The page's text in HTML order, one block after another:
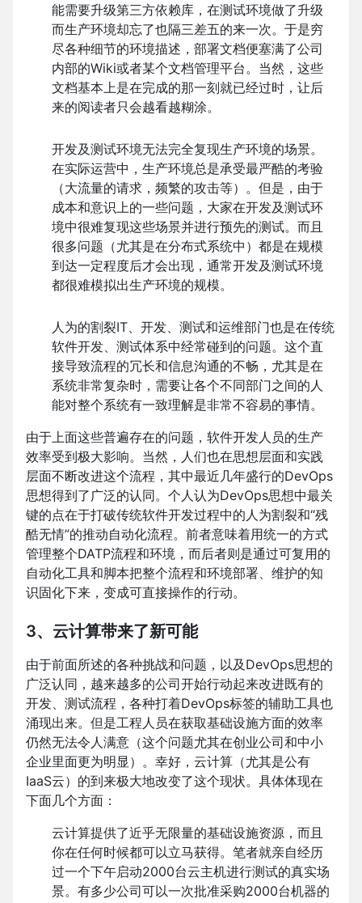
能需要升级第三方依赖库，在测试环境做了升级
而生产环境却忘了也隔三差五的来一次。于是穷
尽各种细节的环境描述，部署文档便塞满了公司
内部的Wiki或者某个文档管理平台。当然，这些
文档基本上是在完成的那一刻就已经过时，让后
来的阅读者只会越看越糊涂。
开发及测试环境无法完全复现生产环境的场景。
在实际运营中，生产环境总是承受最严酷的考验
（大流量的请求，频繁的攻击等）。但是，由于
成本和意识上的一些问题，大家在开发及测试环
境中很难复现这些场景并进行预先的测试。而且
很多问题（尤其是在分布式系统中）都是在规模
到达一定程度后才会出现，通常开发及测试环境
都很难模拟出生产环境的规模。
人为的割裂IT、开发、测试和运维部门也是在传统
软件开发、测试体系中经常碰到的问题。这个直
接导致流程的冗长和信息沟通的不畅，尤其是在
系统非常复杂时，需要让各个不同部门之间的人
能对整个系统有一致理解是非常不容易的事情。
由于上面这些普遍存在的问题，软件开发人员的生产
效率受到极大影响。当然，人们也在思想层面和实践
层面不断改进这个流程，其中最近几年盛行的DevOps
思想得到了广泛的认同。个人认为DevOps思想中最关
键的点在于打破传统软件开发过程中的人为割裂和“残
酷无情”的推动自动化流程。前者意味着用统一的方式
管理整个DATP流程和环境，而后者则是通过可复用的
自动化工具和脚本把整个流程和环境部署、维护的知
识固化下来，变成可直接操作的行动。
3、云计算带来了新可能
由于前面所述的各种挑战和问题，以及DevOps思想的
广泛认同，越来越多的公司开始行动起来改进既有的
开发、测试流程，各种打着DevOps标签的辅助工具也
涌现出来。但是工程人员在获取基础设施方面的效率
仍然无法令人满意（这个问题尤其在创业公司和中小
企业里面更为明显）。幸好，云计算（尤其是公有
IaaS云）的到来极大地改变了这个现状。具体体现在
下面几个方面：
云计算提供了近乎无限量的基础设施资源，而且
你在任何时候都可以立马获得。笔者就亲自经历
过一个下午启动2000台云主机进行测试的真实场
景。有多少公司可以一次批准采购2000台机器的